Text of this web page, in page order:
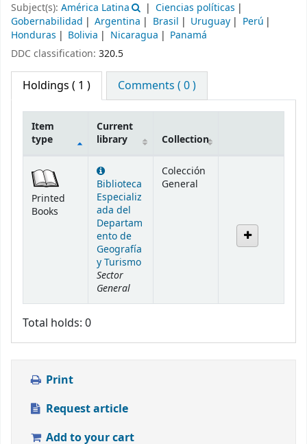
Subject(s): América Latina
Ciencias políticas
Gobernabilidad
Argentina Brasil Uruguay
Perú
Honduras
Bolivia Nicaragua
Panamá
DDC classification: 320.5
Holdings ( 1 ) Comments ( 0 )
Item
type
Current
library
Collection
Printed
Books
Biblioteca
Especializ
ada del
Departam
ento de
Geografía
y Turismo
Sector
General
Colección
General
Total holds: 0
Print
Request article
Add to your cart